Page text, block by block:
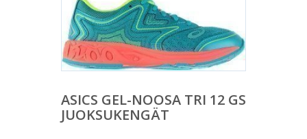
ASICS GEL-NOOSA TRI 12 GS
JUOKSUKENGÄT